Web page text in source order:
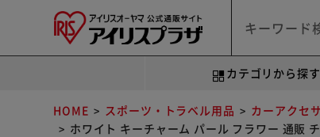
カテゴリから探す
HOME スポーツ・トラベル用品 カーアクセ
ホワイト キーチャーム パール フラワー 通販